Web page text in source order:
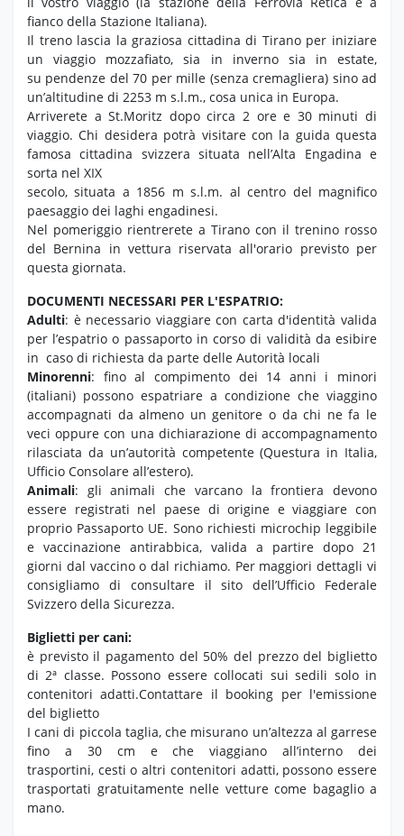
fianco della Stazione Italiana).
Il treno lascia la graziosa cittadina di Tirano per iniziare
un viaggio mozzafiato, sia in inverno sia in estate,
su pendenze del 70 per mille (senza cremagliera) sino ad
un’altitudine di 2253 m s.l.m., cosa unica in Europa.
Arriverete a St.Moritz dopo circa 2 ore e 30 minuti di
viaggio. Chi desidera potrà visitare con la guida questa
famosa cittadina svizzera situata nell’Alta Engadina e
sorta nel XIX
secolo, situata a 1856 m s.l.m. al centro del magnifico
paesaggio dei laghi engadinesi.
Nel pomeriggio rientrerete a Tirano con il trenino rosso
del Bernina in vettura riservata all'orario previsto per
questa giornata.
DOCUMENTI NECESSARI PER L'ESPATRIO:
Adulti: è necessario viaggiare con carta d'identità valida
per l’espatrio o passaporto in corso di validità da esibire
in caso di richiesta da parte delle Autorità locali
Minorenni: fino al compimento dei 14 anni i minori
(italiani) possono espatriare a condizione che viaggino
accompagnati da almeno un genitore o da chi ne fa le
veci oppure con una dichiarazione di accompagnamento
rilasciata da un’autorità competente (Questura in Italia,
Ufficio Consolare all’estero).
Animali: gli animali che varcano la frontiera devono
essere registrati nel paese di origine e viaggiare con
proprio Passaporto UE. Sono richiesti microchip leggibile
e vaccinazione antirabbica, valida a partire dopo 21
giorni dal vaccino o dal richiamo. Per maggiori dettagli vi
consigliamo di consultare il sito dell’Ufficio Federale
Svizzero della Sicurezza.
Biglietti per cani:
è previsto il pagamento del 50% del prezzo del biglietto
di 2ª classe. Possono essere collocati sui sedili solo in
contenitori adatti.Contattare il booking per l'emissione
del biglietto
I cani di piccola taglia, che misurano un’altezza al garrese
fino a 30 cm e che viaggiano all’interno dei
trasportini, cesti o altri contenitori adatti, possono essere
trasportati gratuitamente nelle vetture come bagaglio a
mano.